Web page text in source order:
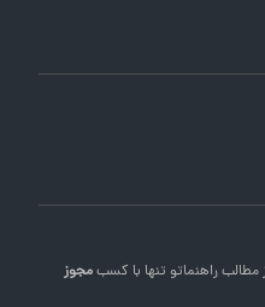
راهنماتو تنها با کسبمجوز